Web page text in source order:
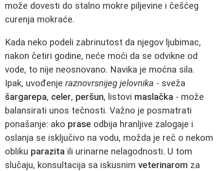
može dovesti do stalno mokre piljevine i češćeg
curenja mokraće.
Kada neko podeli zabrinutost da njegov ljubimac,
nakon četiri godine, neće moći da se odvikne od
vode, to nije neosnovano. Navika je moćna sila.
Ipak, uvođenje raznovrsnijeg jelovnika - sveža
šargarepa, celer, peršun, listovi maslačka - može
balansirati unos tečnosti. Važno je posmatrati
ponašanje: ako prase odbija hranljive zalogaje i
oslanja se isključivo na vodu, možda je reč o nekom
obliku parazita ili urinarne nelagodnosti. U tom
slučaju, konsultacija sa iskusnim veterinarom za